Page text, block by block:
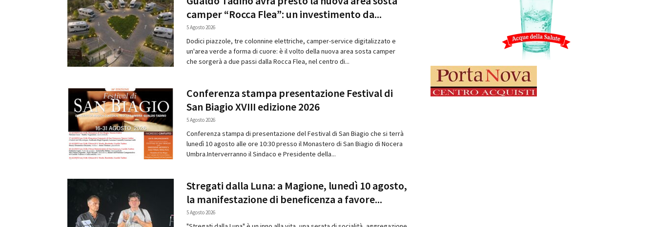
camper “Rocca Flea”: un investimento da...
5 Agosto 2026
Dodici piazzole, tre colonnine elettriche, camper-service digitalizzato e
un'area verde a forma di cuore: è il volto della nuova area sosta camper
che sorgerà a due passi dalla Rocca Flea, nel centro di...
Conferenza stampa presentazione Festival di
San Biagio XVIII edizione 2026
5 Agosto 2026
Conferenza stampa di presentazione del Festival di San Biagio che si terrà
lunedì 10 agosto alle ore 10:30 presso il Monastero di San Biagio di Nocera
Umbra.Interverranno il Sindaco e Presidente della...
Stregati dalla Luna: a Magione, lunedì 10 agosto,
la manifestazione di beneficenza a favore...
5 Agosto 2026